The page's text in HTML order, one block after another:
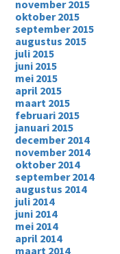
november 2015
oktober 2015
september 2015
augustus 2015
juli 2015
juni 2015
mei 2015
april 2015
maart 2015
februari 2015
januari 2015
december 2014
november 2014
oktober 2014
september 2014
augustus 2014
juli 2014
juni 2014
mei 2014
april 2014
maart 2014